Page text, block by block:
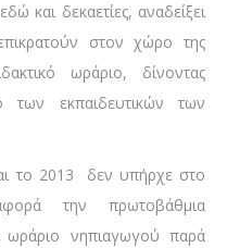
και δεκαετίες, αναδείξει
στον χώρο της
ωράριο, δίνοντας
των εκπαιδευτικών των
το 2013 δεν υπήρχε στο
την πρωτοβάθμια
νηπιαγωγού παρά